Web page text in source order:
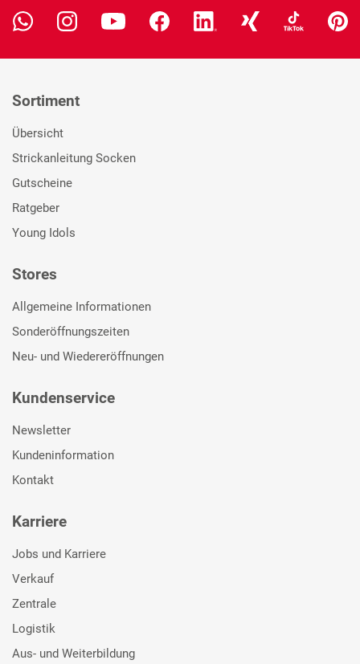
Sortiment
Übersicht
Strickanleitung Socken
Gutscheine
Ratgeber
Young Idols
Stores
Allgemeine Informationen
Sonderöffnungszeiten
Neu- und Wiedereröffnungen
Kundenservice
Newsletter
Kundeninformation
Kontakt
Karriere
Jobs und Karriere
Verkauf
Zentrale
Logistik
Aus- und Weiterbildung